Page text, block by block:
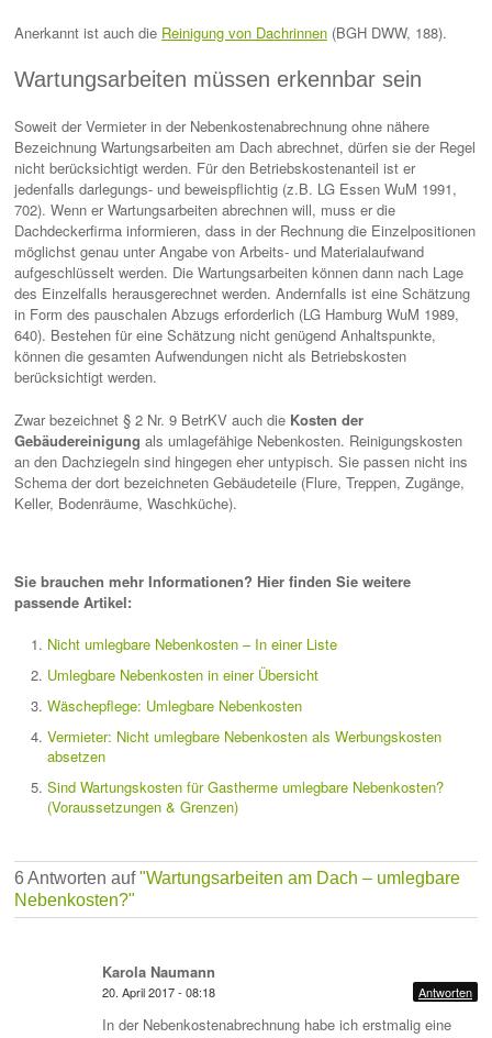
Anerkannt ist auch die Reinigung von Dachrinnen (BGH DWW, 188).
Wartungsarbeiten müssen erkennbar sein
Soweit der Vermieter in der Nebenkostenabrechnung ohne nähere
Bezeichnung Wartungsarbeiten am Dach abrechnet, dürfen sie der Regel
nicht berücksichtigt werden. Für den Betriebskostenanteil ist er
jedenfalls darlegungs- und beweispflichtig (z.B. LG Essen WuM 1991,
702). Wenn er Wartungsarbeiten abrechnen will, muss er die
Dachdeckerfirma informieren, dass in der Rechnung die Einzelpositionen
möglichst genau unter Angabe von Arbeits- und Materialaufwand
aufgeschlüsselt werden. Die Wartungsarbeiten können dann nach Lage
des Einzelfalls herausgerechnet werden. Andernfalls ist eine Schätzung
in Form des pauschalen Abzugs erforderlich (LG Hamburg WuM 1989,
640). Bestehen für eine Schätzung nicht genügend Anhaltspunkte,
können die gesamten Aufwendungen nicht als Betriebskosten
berücksichtigt werden.
Zwar bezeichnet § 2 Nr. 9 BetrKV auch die Kosten der
Gebäudereinigung als umlagefähige Nebenkosten. Reinigungskosten
an den Dachziegeln sind hingegen eher untypisch. Sie passen nicht ins
Schema der dort bezeichneten Gebäudeteile (Flure, Treppen, Zugänge,
Keller, Bodenräume, Waschküche).
Sie brauchen mehr Informationen? Hier finden Sie weitere
passende Artikel:
Nicht umlegbare Nebenkosten – In einer Liste
Umlegbare Nebenkosten in einer Übersicht
Wäschepflege: Umlegbare Nebenkosten
Vermieter: Nicht umlegbare Nebenkosten als Werbungskosten
absetzen
Sind Wartungskosten für Gastherme umlegbare Nebenkosten?
(Voraussetzungen & Grenzen)
6 Antworten auf"Wartungsarbeiten am Dach – umlegbare
Nebenkosten?"
Karola Naumann
20. April 2017 - 08:18 Antworten
In der Nebenkostenabrechnung habe ich erstmalig eine